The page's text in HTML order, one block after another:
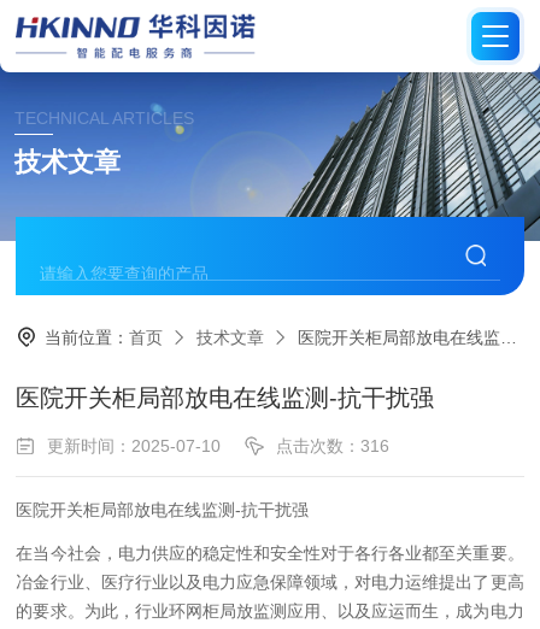
TECHNICAL ARTICLES
技术文章
当前位置：首页 技术文章 医院开关柜局部放电在线监测-抗干扰强
医院开关柜局部放电在线监测-抗干扰强
更新时间：2025-07-10 点击次数：316
医院开关柜局部放电在线监测-抗干扰强
在当今社会，电力供应的稳定性和安全性对于各行各业都至关重要。
冶金行业、医疗行业以及电力应急保障领域，对电力运维提出了更高
的要求。为此，行业环网柜局放监测应用、以及应运而生，成为电力